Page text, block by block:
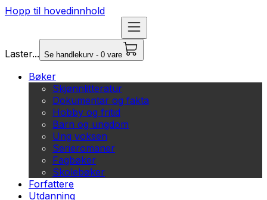
Hopp til hovedinnhold
Laster... Se handlekurv - 0 vare
Bøker
Skjønnlitteratur
Dokumentar og fakta
Hobby og fritid
Barn og ungdom
Ung voksen
Serieromaner
Fagbøker
Skolebøker
Forfattere
Utdanning